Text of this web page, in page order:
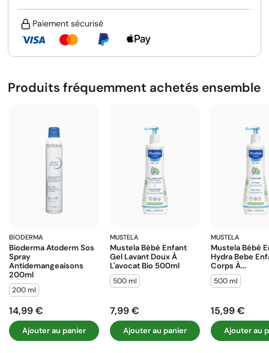
Paiement sécurisé
Produits fréquemment achetés ensemble
BIODERMA
Bioderma Atoderm Sos
Spray
Antidemangeaisons
200ml
200 ml
Prix
14,99 €
Ajouter au panier
MUSTELA
Mustela Bébé Enfant
Gel Lavant Doux À
L'avocat Bio 500ml
500 ml
Prix
7,99 €
Ajouter au panier
MUSTELA
Mustela Bébé
Hydra Bebe
Corps À...
500 ml
Prix
15,99 €
Ajouter au